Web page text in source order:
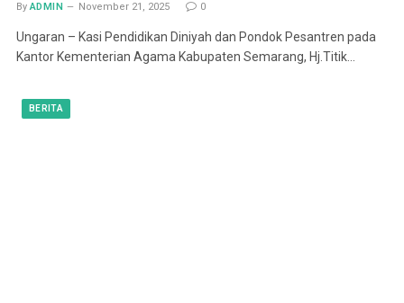
By ADMIN November 21, 2025 0
Ungaran – Kasi Pendidikan Diniyah dan Pondok Pesantren pada
Kantor Kementerian Agama Kabupaten Semarang, Hj.Titik…
BERITA